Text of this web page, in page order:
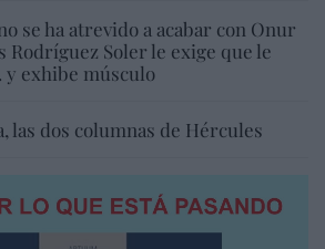
se ha atrevido a acabar con Onur
Rodríguez Soler le exige que le
y exhibe músculo
las dos columnas de Hércules